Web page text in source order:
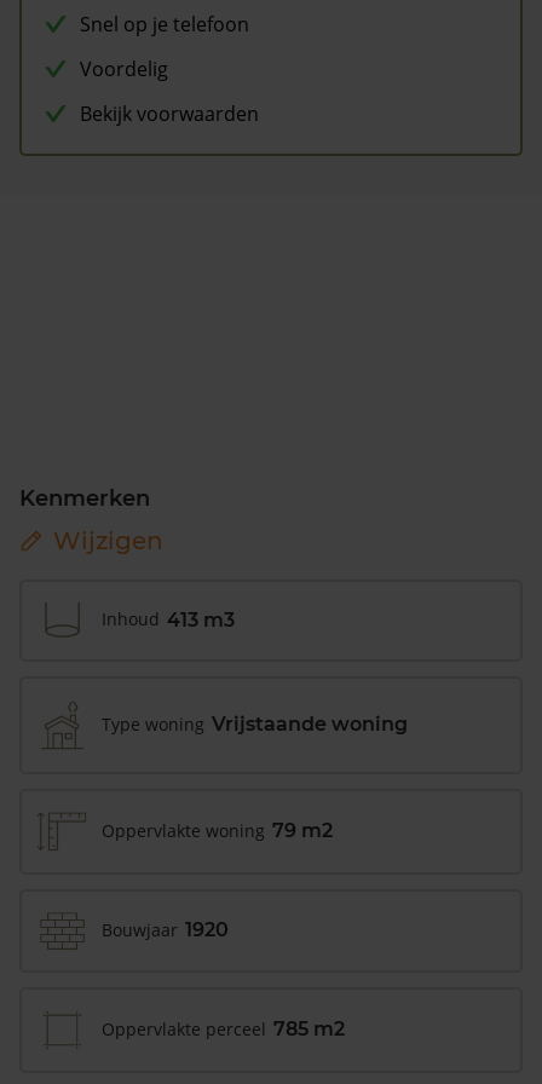
Snel op je telefoon
Voordelig
Bekijk voorwaarden
Kenmerken
Wijzigen
Inhoud 413 m3
Type woning Vrijstaande woning
Oppervlakte woning 79 m2
Bouwjaar 1920
Oppervlakte perceel 785 m2